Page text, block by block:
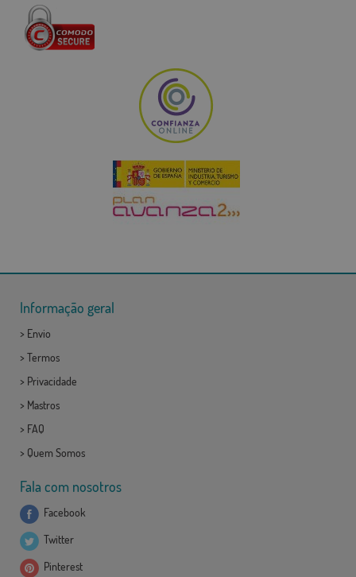
Informação geral
> Envio
> Termos
> Privacidade
> Mastros
> FAQ
> Quem Somos
Fala com nosotros
Facebook
Twitter
Pinterest